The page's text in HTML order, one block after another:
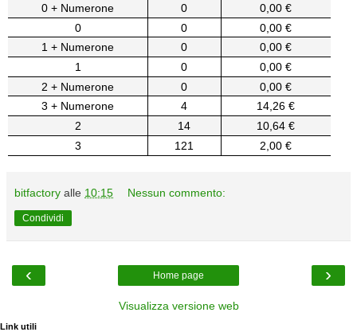
0 + Numerone
0
0,00 €
0
0
0,00 €
1 + Numerone
0
0,00 €
1
0
0,00 €
2 + Numerone
0
0,00 €
3 + Numerone
4
14,26 €
2
14
10,64 €
3
121 2,00 €
bitfactory alle 10:15 Nessun commento:
Condividi
‹ ›
Home page
Visualizza versione web
Link utili